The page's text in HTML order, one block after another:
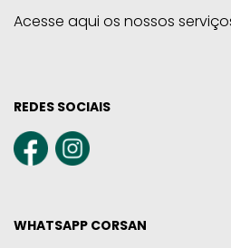
Acesse aqui os nossos
REDES SOCIAIS
WHATSAPP CORSAN